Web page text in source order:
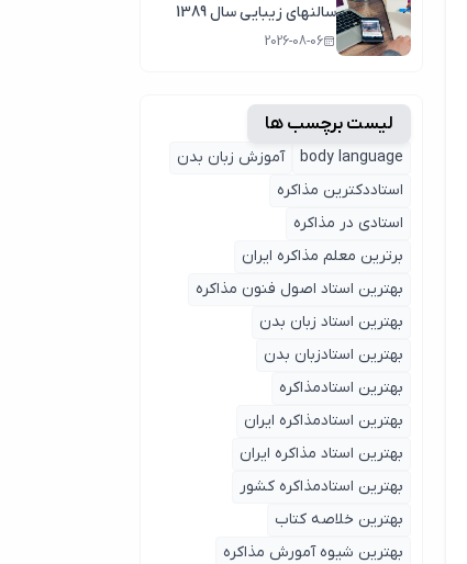
سالنهای زیبایی سال 1389
2026-08-06
لیست برچسب ها
body language
آموزش زبان بدن
استاددکترین مذاکره
استادی در مذاکره
برترین معلم مذاکره ایران
بهترین استاد اصول ‌فنون مذاکره
بهترین استاد زبان بدن
بهترین استادزبان بدن
بهترین استادمذاکره
بهترین استادمذاکره ایران
بهترین استاد مذاکره ایران
بهترین استادمذاکره کشور
بهترین خلاصه کتاب
بهترین شیوه آمورش مذاکره